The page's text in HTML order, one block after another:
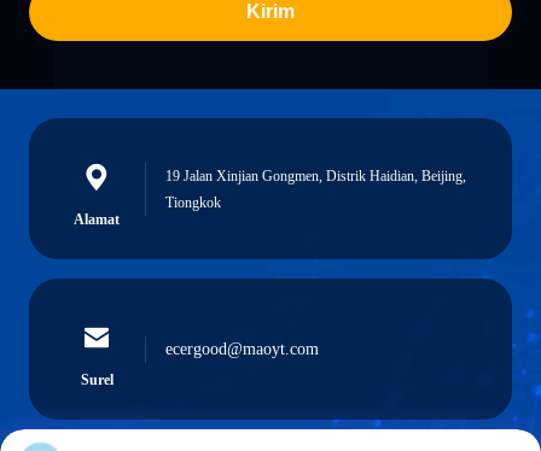
Kirim
Alamat
19 Jalan Xinjian Gongmen, Distrik Haidian, Beijing,
Tiongkok
Surel
ecergood@maoyt.com